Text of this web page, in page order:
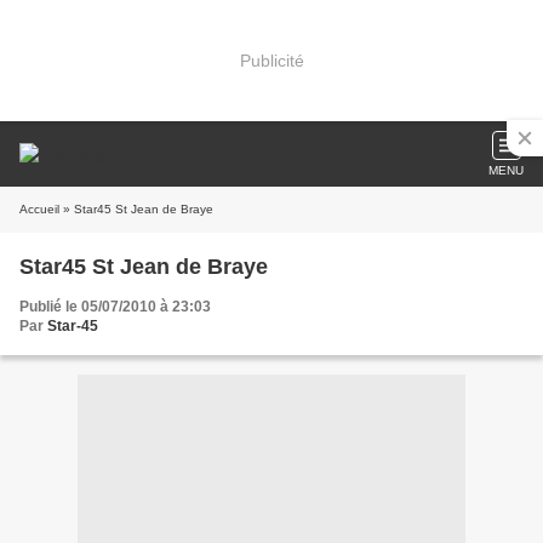
Publicité
MENU
Accueil » Star45 St Jean de Braye
Star45 St Jean de Braye
Publié le 05/07/2010 à 23:03
Par Star-45